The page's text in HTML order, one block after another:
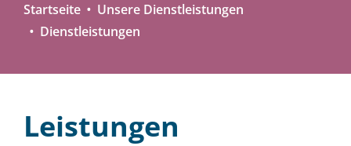
Startseite
Unsere Dienstleistungen
Dienstleistungen
Leistungen